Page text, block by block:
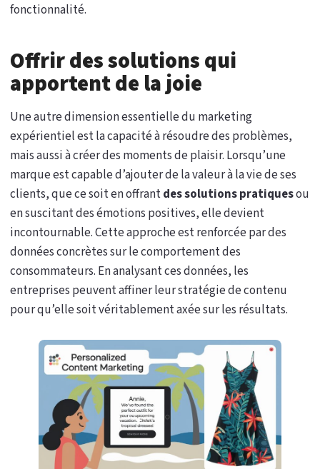
fonctionnalité.
Offrir des solutions qui
apportent de la joie
Une autre dimension essentielle du marketing
expérientiel est la capacité à résoudre des problèmes,
mais aussi à créer des moments de plaisir. Lorsqu’une
marque est capable d’ajouter de la valeur à la vie de ses
clients, que ce soit en offrantdes solutions pratiquesou
en suscitant des émotions positives, elle devient
incontournable. Cette approche est renforcée par des
données concrètes sur le comportement des
consommateurs. En analysant ces données, les
entreprises peuvent affiner leur stratégie de contenu
pour qu’elle soit véritablement axée sur les résultats.